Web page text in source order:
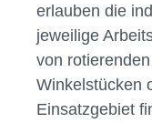
erlauben die
jeweilige
von
Winkelstücken
Einsatzgebiet